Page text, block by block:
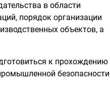
в области
порядок организации
объектов, а
к прохождению
безопасности